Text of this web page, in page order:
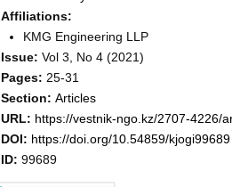
Affiliations:
KMG Engineering LLP
Issue: Vol 3, No 4 (2021)
Pages: 25-31
Section: Articles
URL: https://vestnik-ngo.kz/2707-4226/
DOI: https://doi.org/10.54859/kjogi99689
ID: 99689